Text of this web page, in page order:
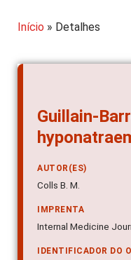
Início » Detalhes
Guillain-
AUTOR(ES)
Colls B. M.
IMPRENTA
Internal Medicine
IDENTIFICADOR DO